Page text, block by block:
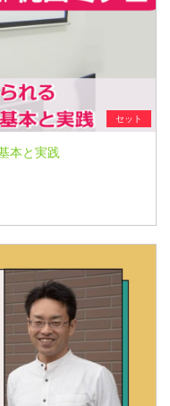
セット
本と実践